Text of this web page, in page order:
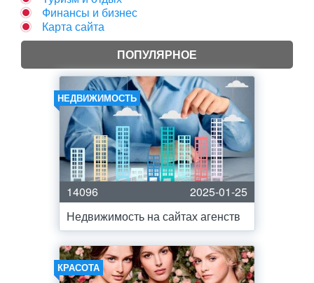
Финансы и бизнес
Карта сайта
ПОПУЛЯРНОЕ
НЕДВИЖИМОСТЬ
14096
2025-01-25
Недвижимость на сайтах агенств
КРАСОТА